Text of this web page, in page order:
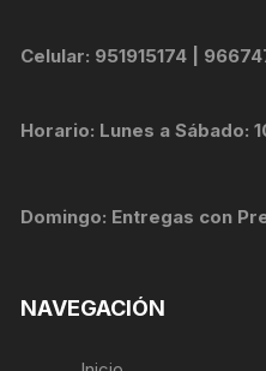
Celular: 951915174 |
Horario: Lunes a Sábado:
Domingo: Entregas con
NAVEGACIÓN